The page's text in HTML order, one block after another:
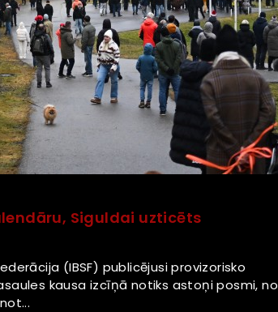
Siguldai uzticēts
(IBSF) publicējusi provizorisko
kausa izcīņā notiks astoņi posmi, no